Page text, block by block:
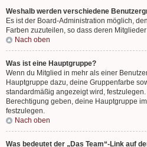
Weshalb werden verschiedene
Es ist der Board-Administration möglich,
Farben zuzuteilen, so dass deren
Nach oben
Was ist eine Hauptgruppe?
Wenn du Mitglied in mehr als einer
Hauptgruppe dazu, deine Gruppenfarbe
standardmäßig angezeigt wird,
Berechtigung geben, deine Hauptgruppe
festzulegen.
Nach oben
Was bedeutet der „Das Team“-Link auf